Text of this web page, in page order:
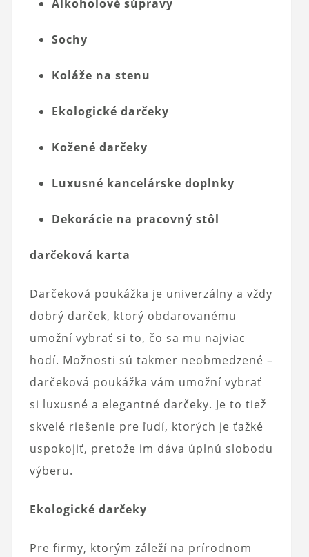
Alkoholové súpravy
Sochy
Koláže na stenu
Ekologické darčeky
Kožené darčeky
Luxusné kancelárske doplnky
Dekorácie na pracovný stôl
darčeková karta
Darčeková poukážka je univerzálny a vždy
dobrý darček, ktorý obdarovanému
umožní vybrať si to, čo sa mu najviac
hodí. Možnosti sú takmer neobmedzené –
darčeková poukážka vám umožní vybrať
si luxusné a elegantné darčeky. Je to tiež
skvelé riešenie pre ľudí, ktorých je ťažké
uspokojiť, pretože im dáva úplnú slobodu
výberu.
Ekologické darčeky
Pre firmy, ktorým záleží na prírodnom